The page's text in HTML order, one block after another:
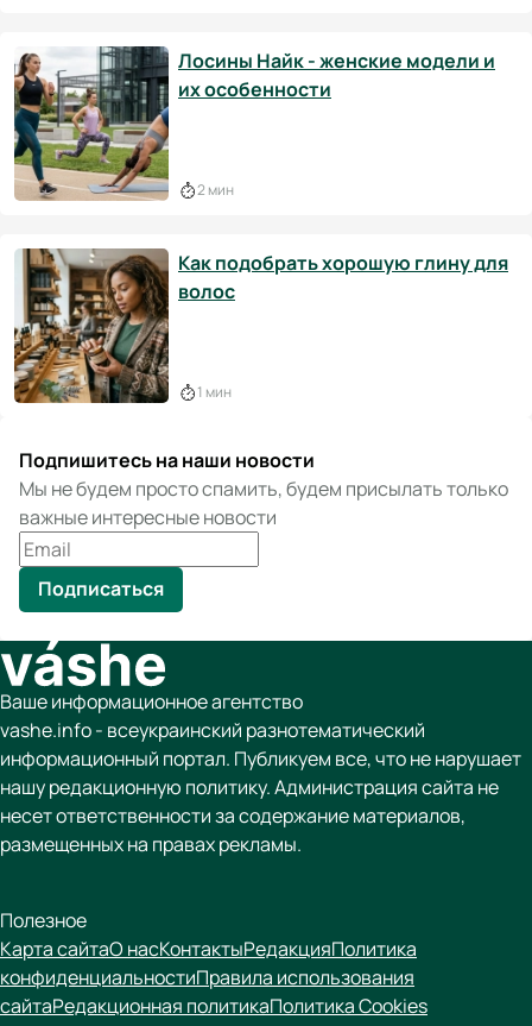
Лосины Найк - женские модели и
их особенности
2 мин
Как подобрать хорошую глину для
волос
1 мин
Подпишитесь на наши новости
Мы не будем просто спамить, будем присылать только
важные интересные новости
Подписаться
Ваше информационное агентство
vashe.info - всеукраинский разнотематический
информационный портал. Публикуем все, что не нарушает
нашу редакционную политику. Администрация сайта не
несет ответственности за содержание материалов,
размещенных на правах рекламы.
Полезное
Карта сайтаО насКонтактыРедакцияПолитика
конфиденциальностиПравила использования
сайтаРедакционная политикаПолитика Cookies